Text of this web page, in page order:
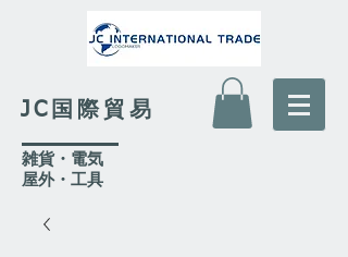
JC国際貿易
​雑貨・電気
​屋外・工具